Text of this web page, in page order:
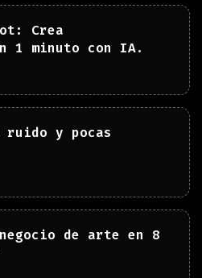
Crea
1 minuto con IA.
ruido y pocas
negocio de arte en 8